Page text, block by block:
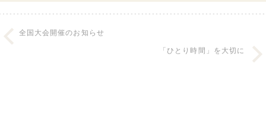
全国大会開催のお知らせ
「ひとり時間」を大切に